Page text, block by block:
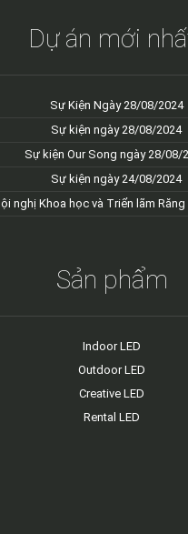
Dự án mới
Sự Kiện Ngày 28/08/2024
Sự kiện ngày 28/08/2024
Sự kiện Our Song ngày 28/08/
Sự kiện ngày 24/08/2024
nghị Khoa học và Triển lãm
Sản phẩm
Indoor LED
Outdoor LED
Creative LED
Rental LED